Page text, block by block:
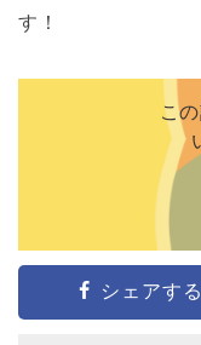
す！
こ
シェアする